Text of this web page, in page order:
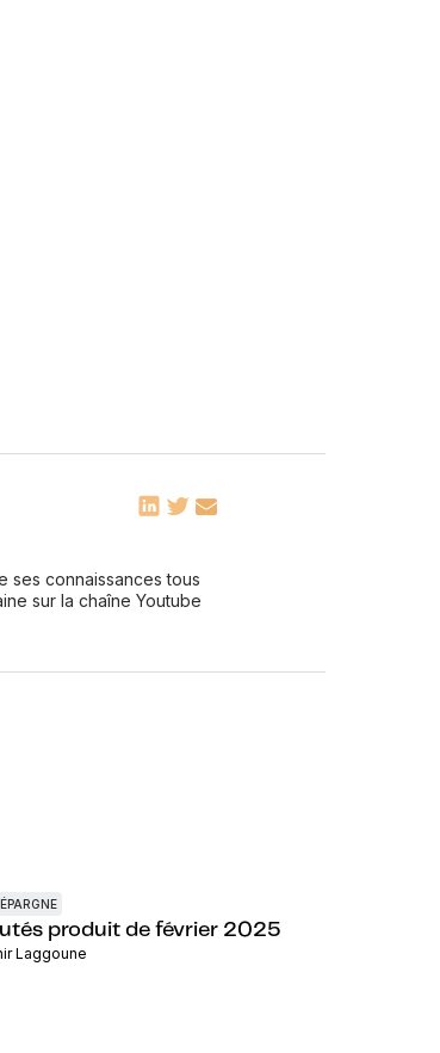
ses connaissances tous
sur la chaîne Youtube
produit de février 2025
Laggoune